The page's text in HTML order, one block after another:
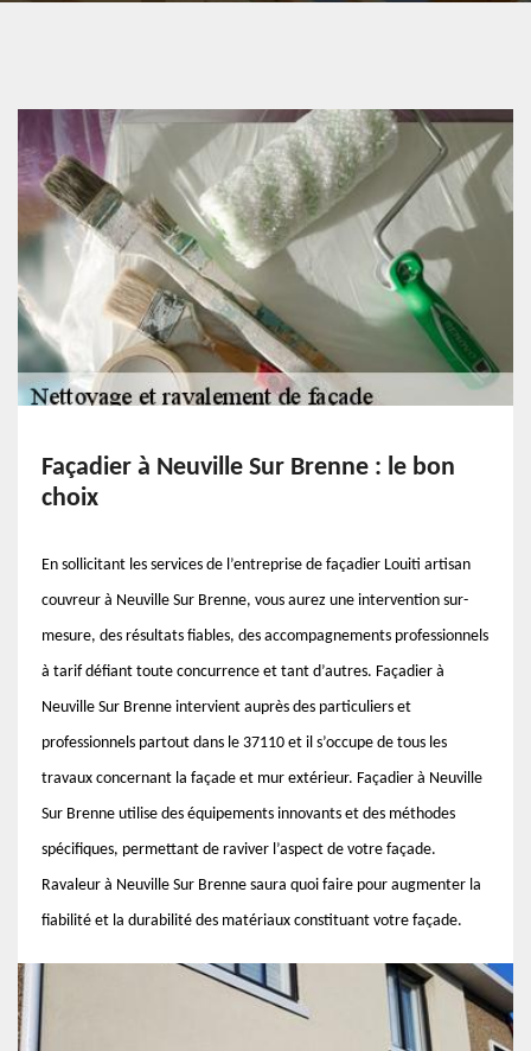
Façadier à Neuville Sur Brenne : le bon
choix
En sollicitant les services de l’entreprise de façadier Louiti artisan
couvreur à Neuville Sur Brenne, vous aurez une intervention sur-
mesure, des résultats fiables, des accompagnements professionnels
à tarif défiant toute concurrence et tant d’autres. Façadier à
Neuville Sur Brenne intervient auprès des particuliers et
professionnels partout dans le 37110 et il s’occupe de tous les
travaux concernant la façade et mur extérieur. Façadier à Neuville
Sur Brenne utilise des équipements innovants et des méthodes
spécifiques, permettant de raviver l’aspect de votre façade.
Ravaleur à Neuville Sur Brenne saura quoi faire pour augmenter la
fiabilité et la durabilité des matériaux constituant votre façade.